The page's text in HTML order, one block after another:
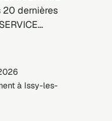
20 dernières
qui
et qui
à Issy-les-